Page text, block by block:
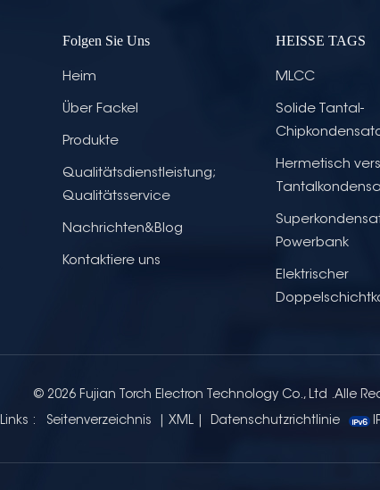
Folgen Sie Uns
Heim
Über Fackel
Produkte
Qualitätsdienstleistung;
Qualitätsservice
Nachrichten&Blog
Kontaktiere uns
HEISSE TAGS
MLCC
Solide Tantal-
Hermetisch
Powerbank
Elektrischer
© 2026 Fujian Torch Electron Technology Co., Ltd .Alle
Links : Seitenverzeichnis XML Datenschutzrichtlinie